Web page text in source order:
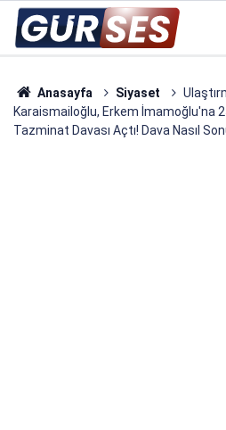
Anasayfa Siyaset
Karaismailoğlu, Erkem İmamoğlu'na
Tazminat Davası Açtı! Dava Nasıl